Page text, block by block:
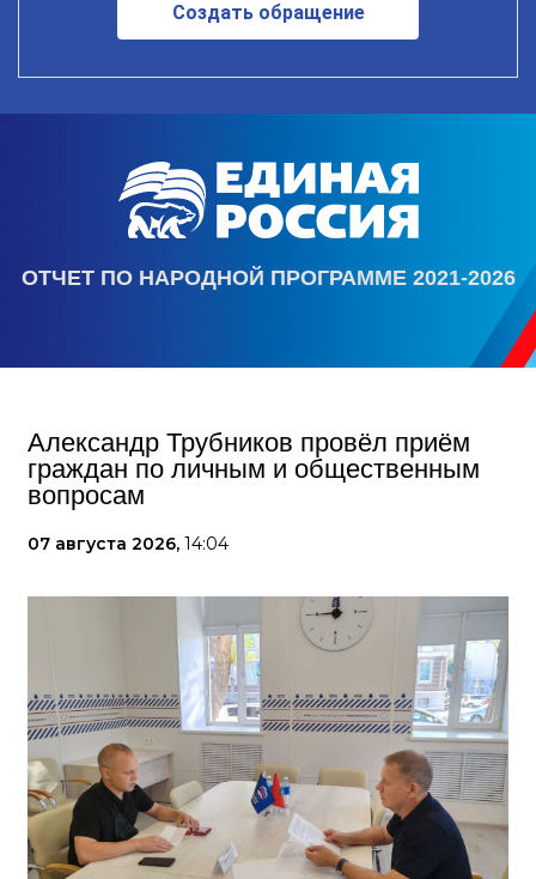
Создать обращение
ОТЧЕТ ПО НАРОДНОЙ ПРОГРАММЕ 2021-2026
Александр Трубников провёл приём
граждан по личным и общественным
вопросам
07 августа 2026, 14:04